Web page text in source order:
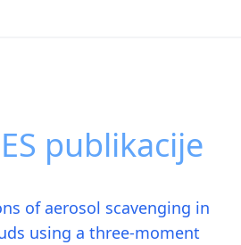
publikacije
of aerosol scavenging in
using a three-moment